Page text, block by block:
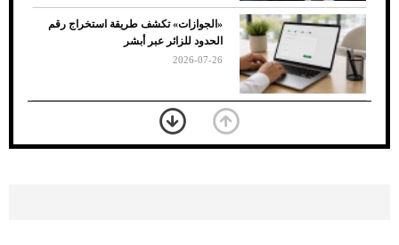
7 نصائح لاختيار لون البنطلون المناسب للقميص
الأسود
«الجوازات» تكشف طريقة استخراج رقم
الحدود للزائر عبر أبشر
2026-07-26
بعد 7 أشهر من تعرضه لحادث مروع.. جوشوا
يفوز على برينغا بـ"الضربة القاضية" (فيديو)